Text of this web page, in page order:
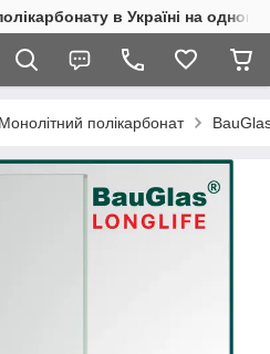
в Україні на одному
Монолітний полікарбонат